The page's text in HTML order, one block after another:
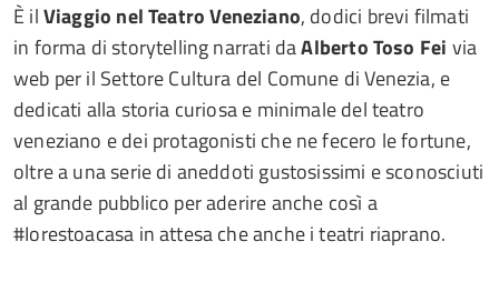
È ilViaggio nel Teatro Veneziano, dodici brevi filmati
in forma di storytelling narrati daAlberto Toso Fei via
web per il Settore Cultura del Comune di Venezia, e
dedicati alla storia curiosa e minimale del teatro
veneziano e dei protagonisti che ne fecero le fortune,
oltre a una serie di aneddoti gustosissimi e sconosciuti
al grande pubblico per aderire anche così a
#Iorestoacasa in attesa che anche i teatri riaprano.